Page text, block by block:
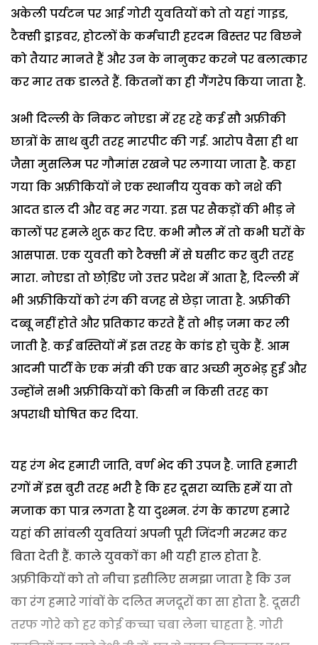
अकेली पर्यटन पर आई गोरी युवतियों को तो यहां गाइड,
टैक्सी ड्राइवर, होटलों के कर्मचारी हरदम बिस्तर पर बिछने
को तैयार मानते हैं और उन के नानुकर करने पर बलात्कार
कर मार तक डालते हैं. कितनों का ही गैंगरेप किया जाता है.
अभी दिल्ली के निकट नोएडा में रह रहे कई सौ अफ्रीकी
छात्रों के साथ बुरी तरह मारपीट की गई. आरोप वैसा ही था
जैसा मुसलिम पर गौमांस रखने पर लगाया जाता है. कहा
गया कि अफ्रीकियों ने एक स्थानीय युवक को नशे की
आदत डाल दी और वह मर गया. इस पर सैकड़ों की भीड़ ने
कालों पर हमले शुरू कर दिए. कभी मौल में तो कभी घरों के
आसपास. एक युवती को टैक्सी में से घसीट कर बुरी तरह
मारा. नोएडा तो छोडि़ए जो उत्तर प्रदेश में आता है, दिल्ली में
भी अफ्रीकियों को रंग की वजह से छेड़ा जाता है. अफ्रीकी
दब्बू नहीं होते और प्रतिकार करते हैं तो भीड़ जमा कर ली
जाती है. कई बस्तियों में इस तरह के कांड हो चुके हैं. आम
आदमी पार्टी के एक मंत्री की एक बार अच्छी मुठभेड़ हुई और
उन्होंने सभी अफ्रीकियों को किसी न किसी तरह का
अपराधी घोषित कर दिया.
यह रंग भेद हमारी जाति, वर्ण भेद की उपज है. जाति हमारी
रगों में इस बुरी तरह भरी है कि हर दूसरा व्यक्ति हमें या तो
मजाक का पात्र लगता है या दुश्मन. रंग के कारण हमारे
यहां की सांवली युवतियां अपनी पूरी जिंदगी मरमर कर
बिता देती हैं. काले युवकों का भी यही हाल होता है.
अफ्रीकियों को तो नीचा इसीलिए समझा जाता है कि उन
का रंग हमारे गांवों के दलित मजदूरों का सा होता है. दूसरी
तरफ गोरे को हर कोई कच्चा चबा लेना चाहता है. गोरी